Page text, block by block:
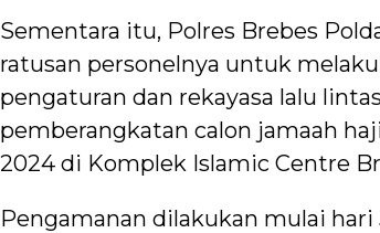
Sementara itu, Polres Brebes
ratusan personelnya untuk
pengaturan dan rekayasa lalu
pemberangkatan calon jamaah
2024 di Komplek Islamic Centre
Pengamanan dilakukan mulai